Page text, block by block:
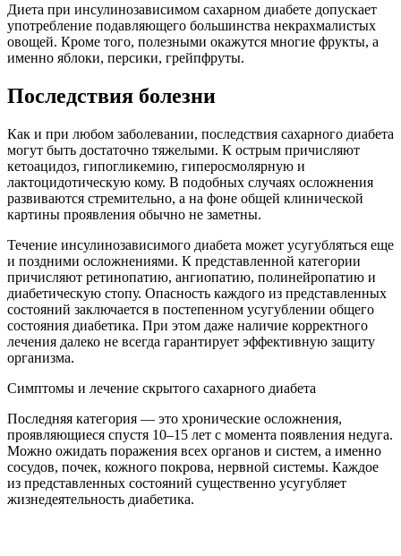
Диета при инсулинозависимом сахарном диабете допускает
употребление подавляющего большинства некрахмалистых
овощей. Кроме того, полезными окажутся многие фрукты, а
именно яблоки, персики, грейпфруты.
Последствия болезни
Как и при любом заболевании, последствия сахарного диабета
могут быть достаточно тяжелыми. К острым причисляют
кетоацидоз, гипогликемию, гиперосмолярную и
лактоцидотическую кому. В подобных случаях осложнения
развиваются стремительно, а на фоне общей клинической
картины проявления обычно не заметны.
Течение инсулинозависимого диабета может усугубляться еще
и поздними осложнениями. К представленной категории
причисляют ретинопатию, ангиопатию, полинейропатию и
диабетическую стопу. Опасность каждого из представленных
состояний заключается в постепенном усугублении общего
состояния диабетика. При этом даже наличие корректного
лечения далеко не всегда гарантирует эффективную защиту
организма.
Симптомы и лечение скрытого сахарного диабета
Последняя категория — это хронические осложнения,
проявляющиеся спустя 10–15 лет с момента появления недуга.
Можно ожидать поражения всех органов и систем, а именно
сосудов, почек, кожного покрова, нервной системы. Каждое
из представленных состояний существенно усугубляет
жизнедеятельность диабетика.